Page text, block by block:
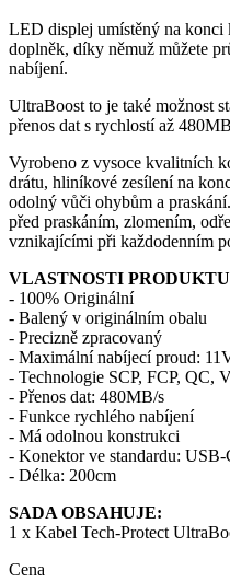
LED displej umístěný na konci
doplněk, díky němuž můžete
nabíjení.
UltraBoost to je také možnost
přenos dat s rychlostí až
Vyrobeno z vysoce kvalitních
drátu, hliníkové zesílení na
odolný vůči ohybům a
před praskáním, zlomením,
vznikajícími při každodenním
VLASTNOSTI
- 100% Originální
- Balený v originálním obalu
- Precizně zpracovaný
- Maximální nabíjecí proud:
- Technologie SCP, FCP, QC,
- Přenos dat: 480MB/s
- Funkce rychlého nabíjení
- Má odolnou konstrukci
- Konektor ve standardu:
- Délka: 200cm
SADA OBSAHUJE:
1 x Kabel Tech-Protect
Cena